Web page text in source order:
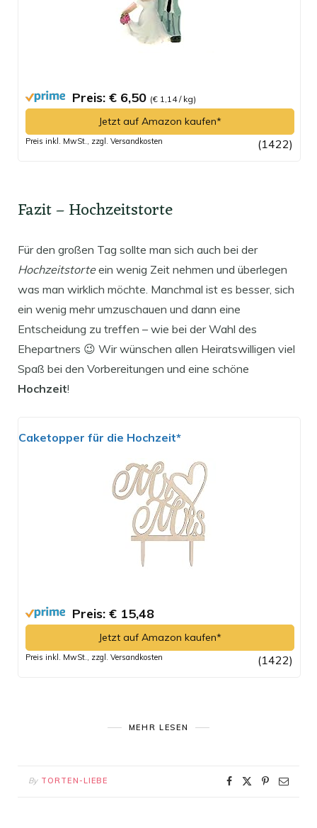
Preis: € 6,50 (€ 1,14 / kg)
Jetzt auf Amazon kaufen*
Preis inkl. MwSt., zzgl. Versandkosten (1422)
Fazit – Hochzeitstorte
Für den großen Tag sollte man sich auch bei der
Hochzeitstorteein wenig Zeit nehmen und überlegen
was man wirklich möchte. Manchmal ist es besser, sich
ein wenig mehr umzuschauen und dann eine
Entscheidung zu treffen – wie bei der Wahl des
Ehepartners 😉 Wir wünschen allen Heiratswilligen viel
Spaß bei den Vorbereitungen und eine schöne
Hochzeit!
Caketopper für die Hochzeit*
Preis: € 15,48
Jetzt auf Amazon kaufen*
Preis inkl. MwSt., zzgl. Versandkosten (1422)
MEHR LESEN
By TORTEN-LIEBE